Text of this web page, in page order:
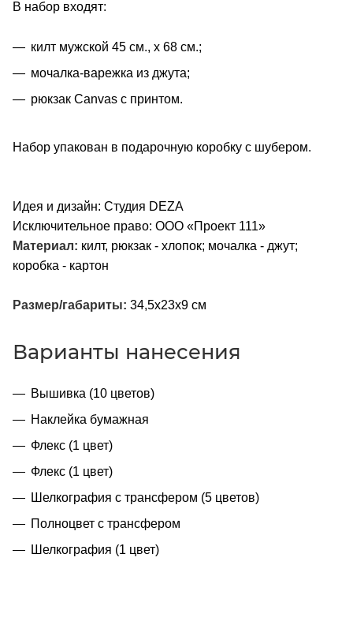
В набор входят:
килт мужской 45 см., х 68 см.;
мочалка-варежка из джута;
рюкзак Canvas с принтом.
Набор упакован в подарочную коробку с шубером.
Идея и дизайн: Студия DEZA
Исключительное право: ООО «Проект 111»
Материал: килт, рюкзак - хлопок; мочалка - джут;
коробка - картон
Размер/габариты: 34,5х23х9 см
Варианты нанесения
Вышивка (10 цветов)
Наклейка бумажная
Флекс (1 цвет)
Флекс (1 цвет)
Шелкография с трансфером (5 цветов)
Полноцвет с трансфером
Шелкография (1 цвет)